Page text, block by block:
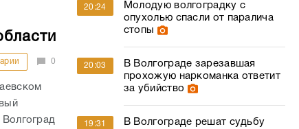
0
20:24
Молодую волгоградку с
опухолью спасли от паралича
стопы
20:03
В Волгограде зарезавшая
прохожую наркоманка ответит
за убийство
19:31
В Волгограде решат судьбу